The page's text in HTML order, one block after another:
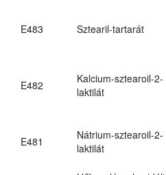
E483 Sztearil-tartarát
E482
Kalcium-sztearoil-2-
laktilát
E481
Nátrium-sztearoil-2-
laktilát